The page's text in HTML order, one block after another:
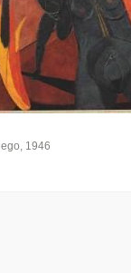
1946